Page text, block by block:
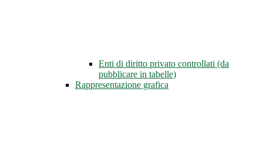
Enti di diritto privato controllati (da
pubblicare in tabelle)
Rappresentazione grafica